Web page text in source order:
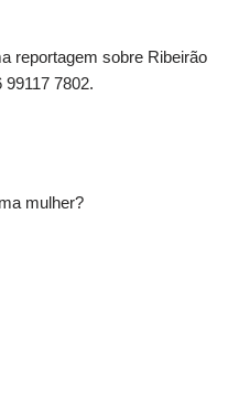
reportagem sobre Ribeirão
7802.
mulher?